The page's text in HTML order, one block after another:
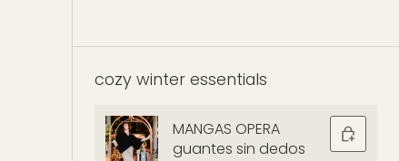
cozy winter essentials
MANGAS OPERA
guantes sin dedos